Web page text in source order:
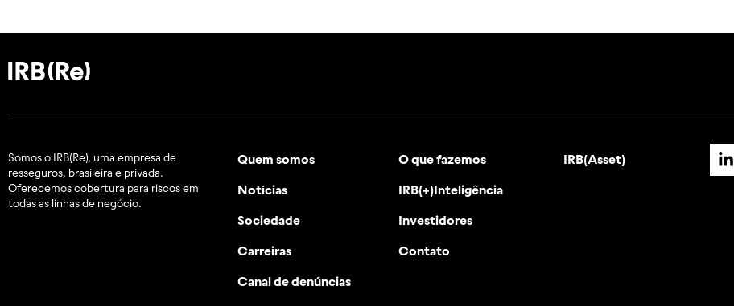
Somos o IRB(Re), uma empresa de
resseguros, brasileira e privada.
Oferecemos cobertura para riscos em
todas as linhas de negócio.
Quem somos O que fazemos
Notícias IRB(+)Inteligência
Sociedade Investidores
Carreiras Contato
Canal de denúncias
IRB(Asset)